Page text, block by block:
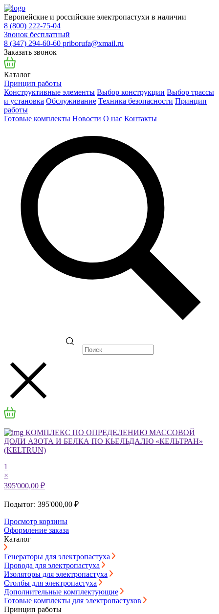
Европейские и российские электропастухи в наличии
8 (800) 222-75-04
Звонок бесплатный
8 (347) 294-60-60 priborufa@xmail.ru
Заказать звонок
Каталог
Принцип работы
Конструктивные элементы Выбор конструкции Выбор трассы
и установка Обслуживание Техника безопасности Принцип
работы
Готовые комплекты Новости О нас Контакты
КОМПЛЕКС ПО ОПРЕДЕЛЕНИЮ МАССОВОЙ
ДОЛИ АЗОТА И БЕЛКА ПО КЬЕЛЬДАЛЮ «КЕЛЬТРАН»
(KELTRUN)
1
×
395'000,00 ₽
Подытог: 395'000,00 ₽
Просмотр корзины
Оформление заказа
Каталог
Генераторы для электропастуха
Провода для электропастуха
Изоляторы для электропастуха
Столбы для электропастуха
Дополнительные комплектующие
Готовые комплекты для электропастухов
Принцип работы